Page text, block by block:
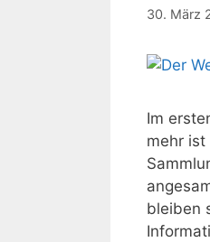
30. März
Im
mehr ist
bleiben